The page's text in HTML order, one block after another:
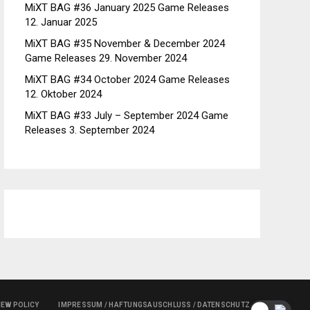
MiXT BAG #36 January 2025 Game Releases
12. Januar 2025
MiXT BAG #35 November & December 2024
Game Releases 29. November 2024
MiXT BAG #34 October 2024 Game Releases
12. Oktober 2024
MiXT BAG #33 July – September 2024 Game
Releases 3. September 2024
POLICY IMPRESSUM / HAFTUNGSAUSCHLUSS / DATENSCHUTZ